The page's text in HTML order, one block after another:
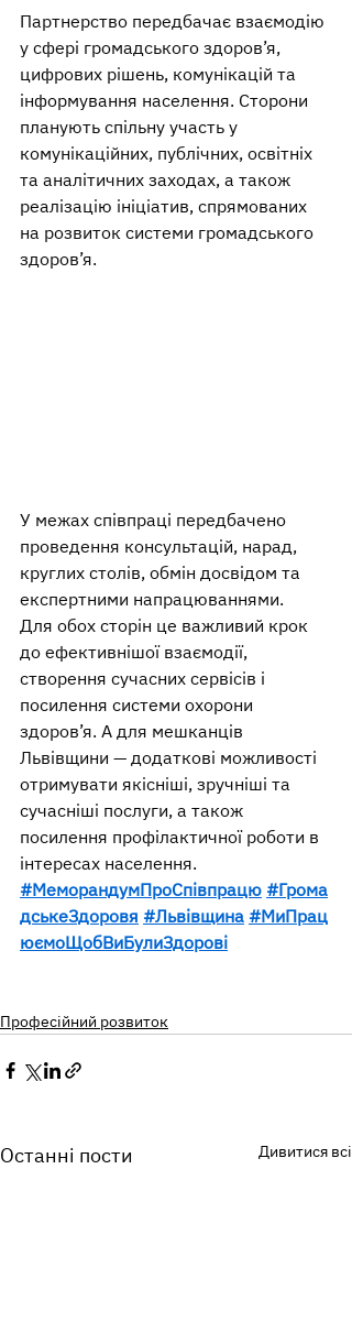
Партнерство передбачає взаємодію
у сфері громадського здоров’я,
цифрових рішень, комунікацій та
інформування населення. Сторони
планують спільну участь у
комунікаційних, публічних, освітніх
та аналітичних заходах, а також
реалізацію ініціатив, спрямованих
на розвиток системи громадського
здоров’я.
У межах співпраці передбачено
проведення консультацій, нарад,
круглих столів, обмін досвідом та
експертними напрацюваннями.
Для обох сторін це важливий крок
до ефективнішої взаємодії,
створення сучасних сервісів і
посилення системи охорони
здоров’я. А для мешканців
Львівщини — додаткові можливості
отримувати якісніші, зручніші та
сучасніші послуги, а також
посилення профілактичної роботи в
інтересах населення.
#МеморандумПроСпівпрацю #Грома
дськеЗдоровя #Львівщина #МиПрац
юємоЩобВиБулиЗдорові
Професійний розвиток
Останні пости Дивитися всі